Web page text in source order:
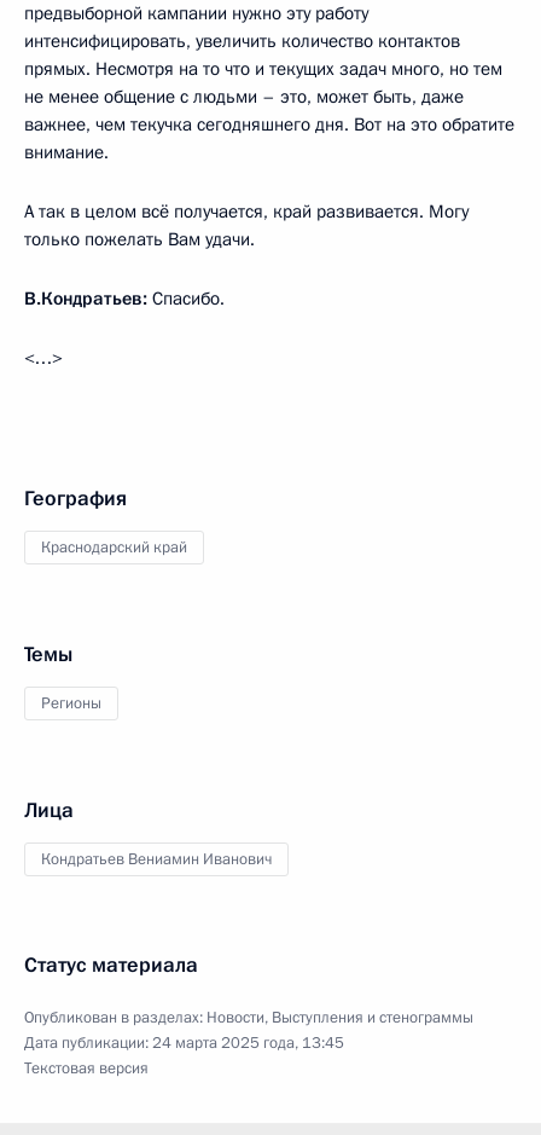
предвыборной кампании нужно эту работу
интенсифицировать, увеличить количество контактов
прямых. Несмотря на то что и текущих задач много, но тем
не менее общение с людьми – это, может быть, даже
важнее, чем текучка сегодняшнего дня. Вот на это обратите
внимание.
А так в целом всё получается, край развивается. Могу
только пожелать Вам удачи.
В.Кондратьев: Спасибо.
<…>
География
Краснодарский край
Темы
Регионы
Лица
Кондратьев Вениамин Иванович
Статус материала
Опубликован в разделах: Новости, Выступления и стенограммы
Дата публикации:24 марта 2025 года, 13:45
Текстовая версия